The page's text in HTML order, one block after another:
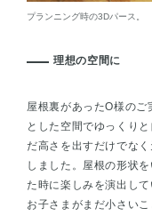
プランニング時の3Dパース。
理想の空間に
屋根裏があったO様のご
とした空間でゆっくり
だ高さを出すだけでな
しました。屋根の形状
た時に楽しみを演出して
お子さまがまだ小さい